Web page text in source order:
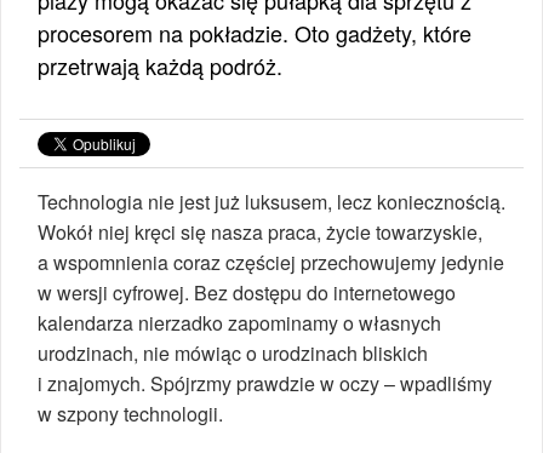
procesorem na pokładzie. Oto gadżety, które
przetrwają każdą podróż.
Technologia nie jest już luksusem, lecz koniecznością.
Wokół niej kręci się nasza praca, życie towarzyskie,
a wspomnienia coraz częściej przechowujemy jedynie
w wersji cyfrowej. Bez dostępu do internetowego
kalendarza nierzadko zapominamy o własnych
urodzinach, nie mówiąc o urodzinach bliskich
i znajomych. Spójrzmy prawdzie w oczy – wpadliśmy
w szpony technologii.